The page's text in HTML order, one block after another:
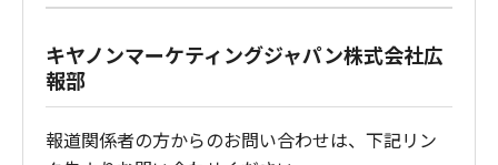
キヤノンマーケティングジャパン株式会社広
報部
報道関係者の方からのお問い合わせは、下記リン